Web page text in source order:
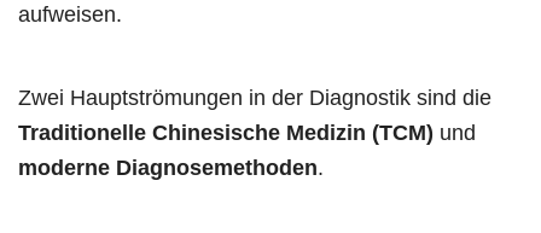
aufweisen.
Zwei Hauptströmungen in der Diagnostik sind die
Traditionelle Chinesische Medizin (TCM) und
moderne Diagnosemethoden.